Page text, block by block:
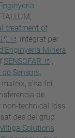
treatment of
, integrat per
Minera,
SENSOFAR
Sensors,
mateix, s'ha fet
de
non-technical loss
des del grup
Solutions